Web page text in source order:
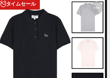
タイムセール